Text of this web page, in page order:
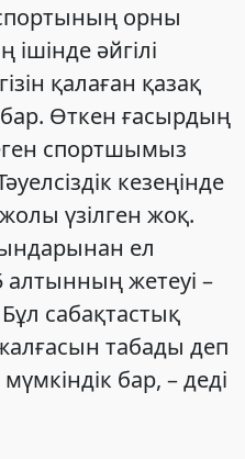
орны
әйгілі
қалаған қазақ
Өткен ғасырдың
спортшымыз
кезеңінде
үзілген жоқ.
ел
жетеуі –
сабақтастық
табады деп
бар, – деді